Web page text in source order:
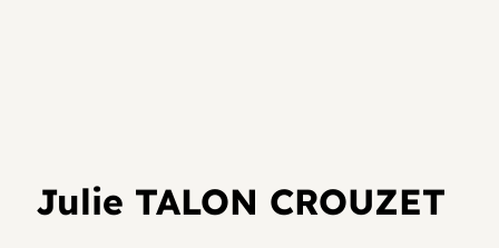
Coopératifs!
Julie TALON CROUZET